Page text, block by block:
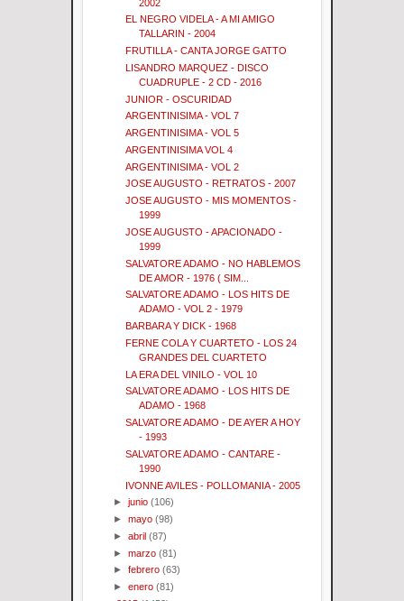
2002
EL NEGRO VIDELA - A MI AMIGO
TALLARIN - 2004
FRUTILLA - CANTA JORGE GATTO
LISANDRO MARQUEZ - DISCO
CUADRUPLE - 2 CD - 2016
JUNIOR - OSCURIDAD
ARGENTINISIMA - VOL 7
ARGENTINISIMA - VOL 5
ARGENTINISIMA VOL 4
ARGENTINISIMA - VOL 2
JOSE AUGUSTO - RETRATOS - 2007
JOSE AUGUSTO - MIS MOMENTOS -
1999
JOSE AUGUSTO - APACIONADO -
1999
SALVATORE ADAMO - NO HABLEMOS
DE AMOR - 1976 ( SIM...
SALVATORE ADAMO - LOS HITS DE
ADAMO - VOL 2 - 1979
BARBARA Y DICK - 1968
FERNE COLA Y CUARTETO - LOS 24
GRANDES DEL CUARTETO
LA ERA DEL VINILO - VOL 10
SALVATORE ADAMO - LOS HITS DE
ADAMO - 1968
SALVATORE ADAMO - DE AYER A HOY
- 1993
SALVATORE ADAMO - CANTARE -
1990
IVONNE AVILES - POLLOMANIA - 2005
►junio (106)
►mayo (98)
►abril (87)
►marzo (81)
►febrero (63)
►enero (81)